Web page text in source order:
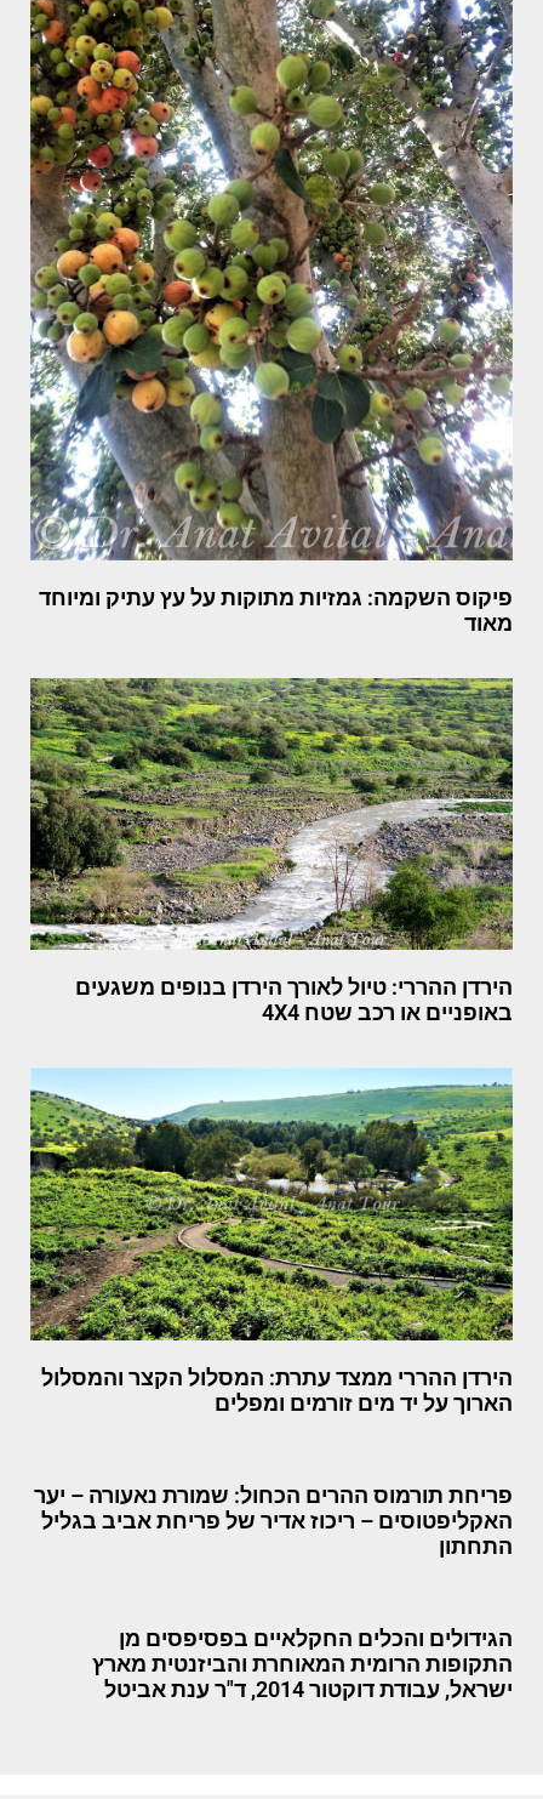
פיקוס השקמה: גמזיות מתוקות על עץ עתיק ומיוחד
מאוד
הירדן ההררי: טיול לאורך הירדן בנופים משגעים
באופניים או רכב שטח 4X4
הירדן ההררי ממצד עתרת: המסלול הקצר והמסלול
הארוך על יד מים זורמים ומפלים
פריחת תורמוס ההרים הכחול: שמורת נאעורה – יער
האקליפטוסים – ריכוז אדיר של פריחת אביב בגליל
התחתון
הגידולים והכלים החקלאיים בפסיפסים מן
התקופות הרומית המאוחרת והביזנטית מארץ
ישראל, עבודת דוקטור 2014, ד"ר ענת אביטל